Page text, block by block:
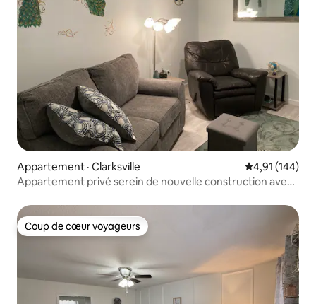
Appartement · Clarksville Note
4,91 (144)
Appartement privé serein de nouvelle construction avec
Coup de cœur voyageurs
Coup de cœur voyageurs